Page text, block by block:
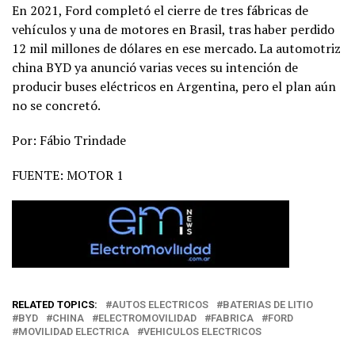
En 2021, Ford completó el cierre de tres fábricas de
vehículos y una de motores en Brasil, tras haber perdido
12 mil millones de dólares en ese mercado. La automotriz
china BYD ya anunció varias veces su intención de
producir buses eléctricos en Argentina, pero el plan aún
no se concretó.
Por: Fábio Trindade
FUENTE: MOTOR 1
RELATED TOPICS: AUTOS ELECTRICOS
BATERIAS DE LITIO
BYD
CHINA ELECTROMOVILIDAD FABRICA
FORD
MOVILIDAD ELECTRICA
VEHICULOS ELECTRICOS